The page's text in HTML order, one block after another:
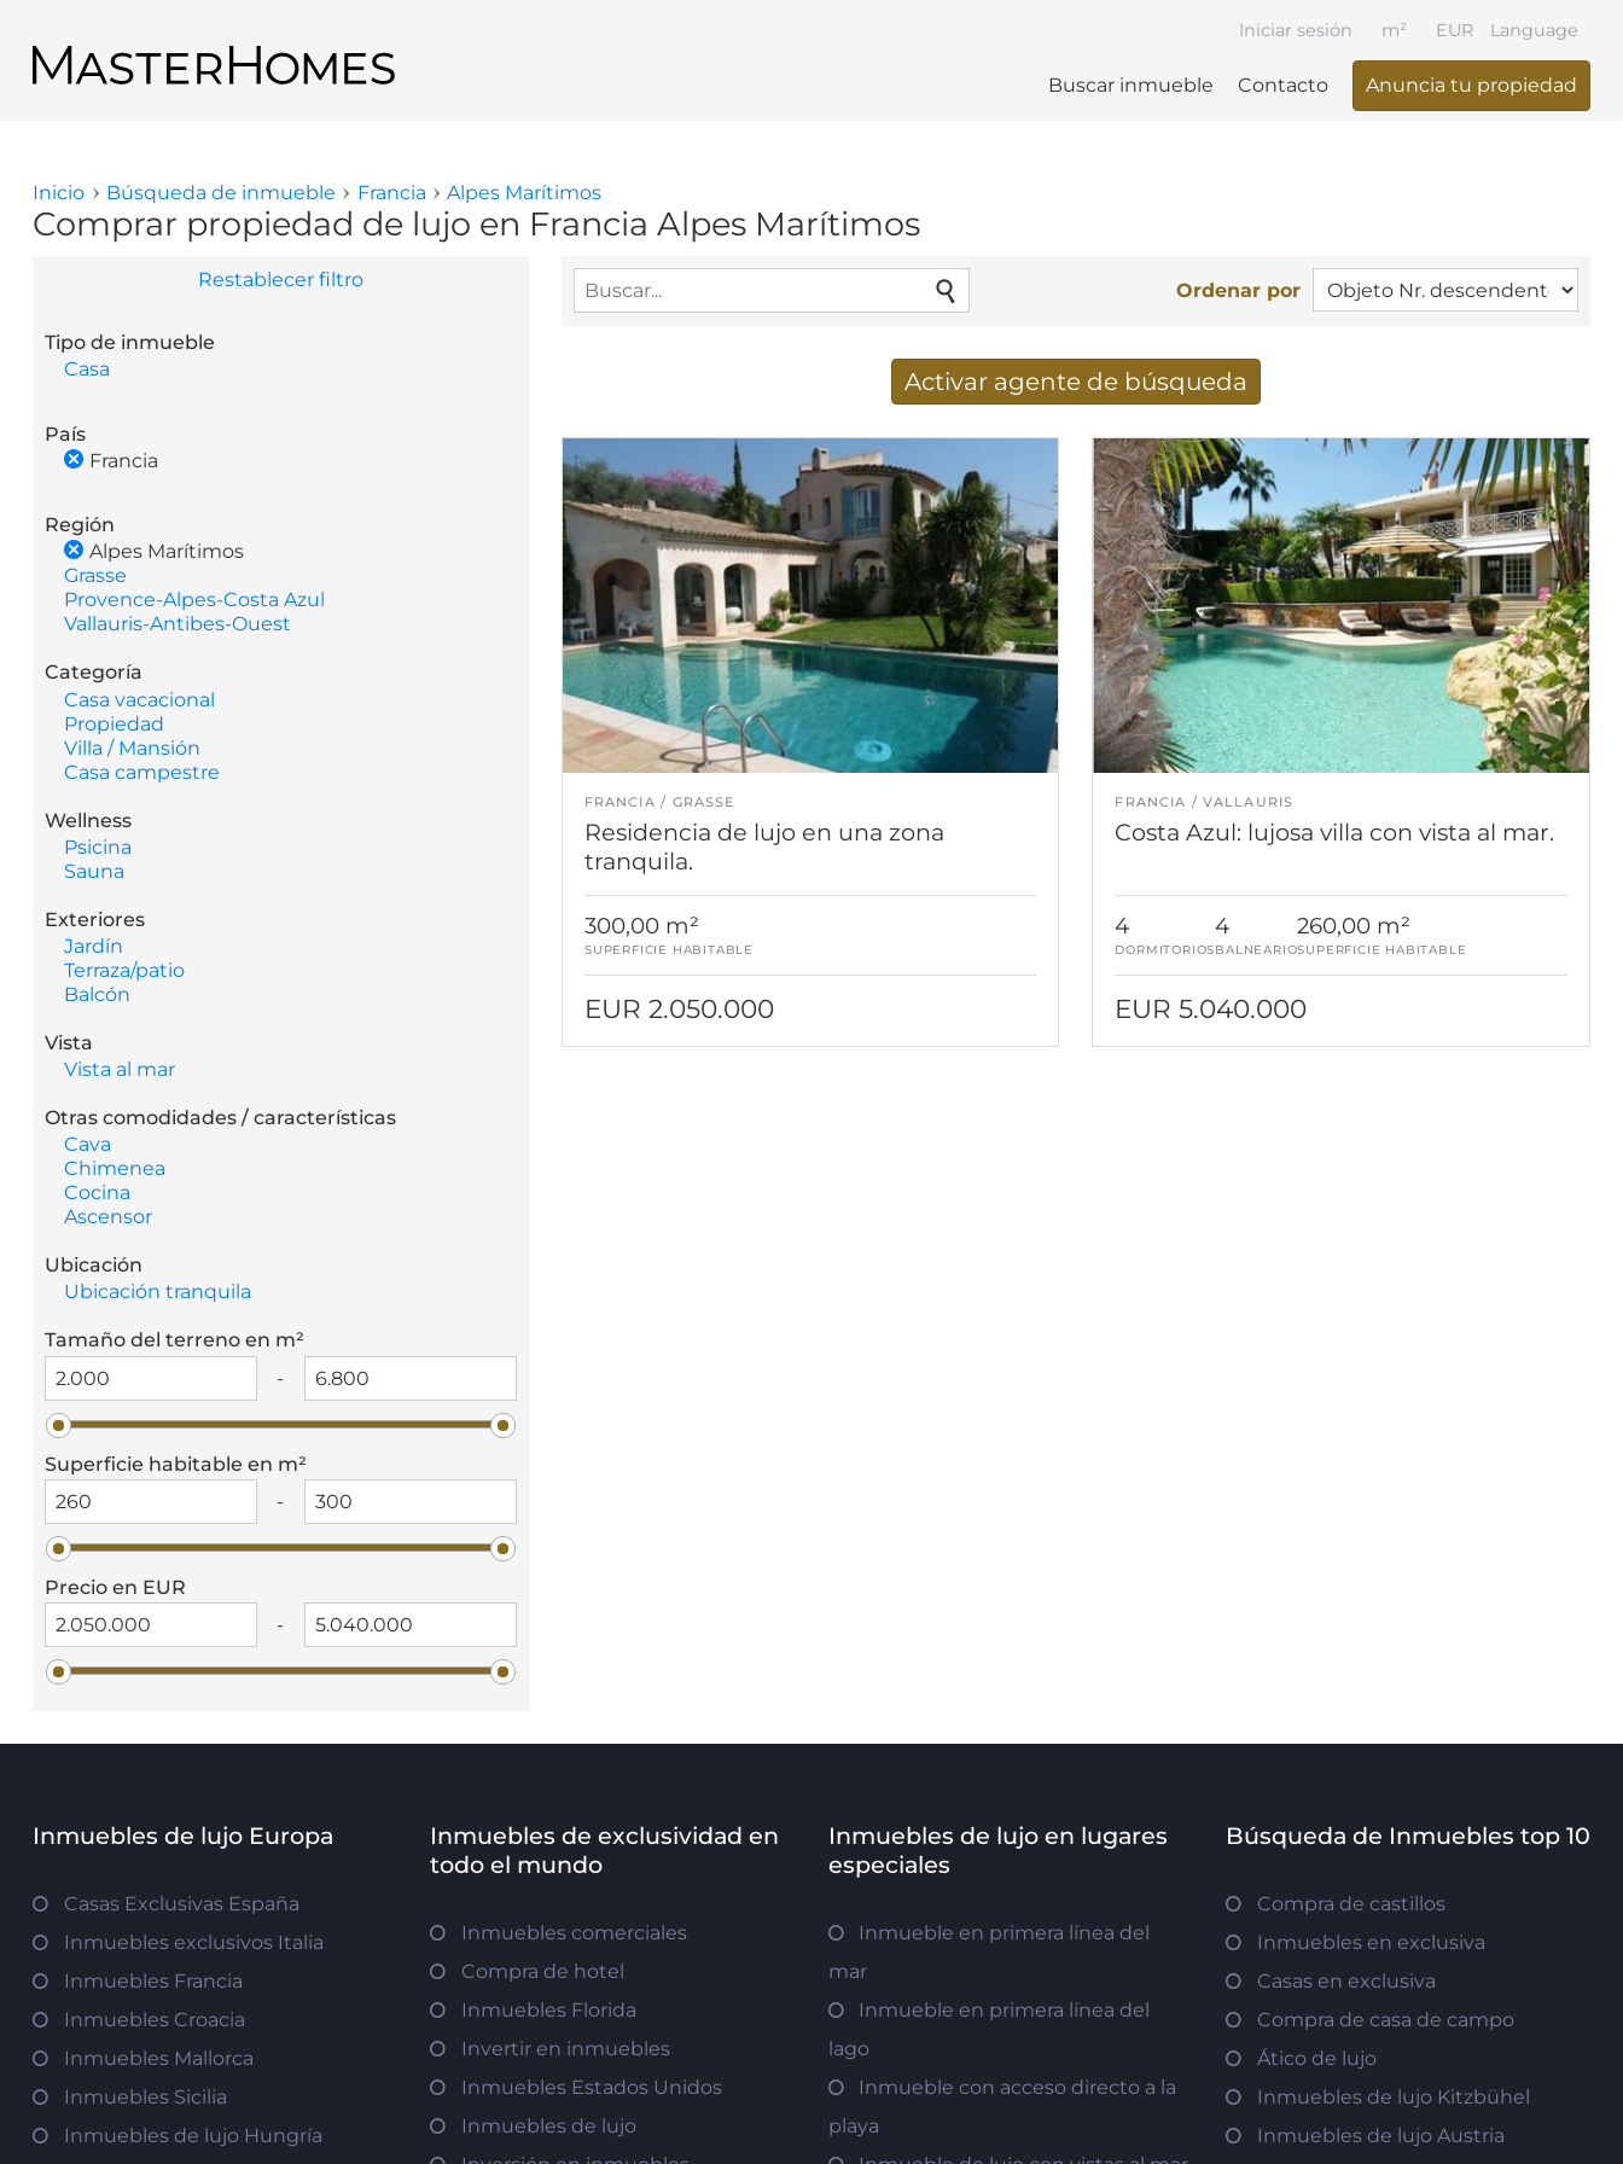
Language
Buscar inmueble Contacto Anuncia tu propiedad
Iniciar sesión EUR
m²
Regresar a los resultados de búsqueda
Usted está aquí
Inicio Búsqueda de inmueble Francia Alpes Marítimos
Comprar propiedad de lujo en Francia Alpes Marítimos
Restablecer filtro
Tipo de inmueble
Casa
País
Francia
Región
Alpes Marítimos
Grasse
Provence-Alpes-Costa Azul
Vallauris-Antibes-Ouest
Categoría
Casa vacacional
Propiedad
Villa / Mansión
Casa campestre
Wellness
Psicina
Sauna
Exteriores
Jardín
Terraza/patio
Balcón
Vista
Vista al mar
Otras comodidades / características
Cava
Chimenea
Cocina
Ascensor
Ubicación
Ubicación tranquila
Tamaño del terreno en m²
-
Superficie habitable en m²
-
Precio en EUR
-
Ordenar por
Activar agente de búsqueda
Dirección de correo electrónico*
FRANCIA GRASSE
Residencia de lujo en una zona
tranquila.
300,00 m²
SUPERFICIE HABITABLE
EUR 2.050.000
FRANCIA VALLAURIS
Costa Azul: lujosa villa con vista al mar.
4
DORMITORIOS
4
BALNEARIO
260,00 m²
SUPERFICIE HABITABLE
EUR 5.040.000
Inmuebles de lujo Europa
Casas Exclusivas España
Inmuebles exclusivos Italia
Inmuebles Francia
Inmuebles Croacia
Inmuebles Mallorca
Inmuebles Sicilia
Inmuebles de lujo Hungría
Inmuebles de exclusividad en
todo el mundo
Inmuebles comerciales
Compra de hotel
Inmuebles Florida
Invertir en inmuebles
Inmuebles Estados Unidos
Inmuebles de lujo
Inmuebles de lujo en lugares
especiales
Inmueble en primera línea del
mar
Inmueble en primera línea del
lago
Inmueble con acceso directo a la
playa
Búsqueda de Inmuebles top 10
Compra de castillos
Inmuebles en exclusiva
Casas en exclusiva
Compra de casa de campo
Ático de lujo
Inmuebles de lujo Kitzbühel
Inmuebles de lujo Austria